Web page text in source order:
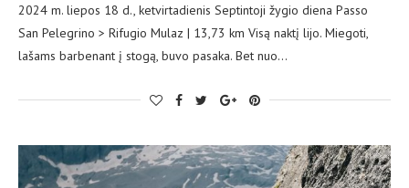
2024 m. liepos 18 d., ketvirtadienis Septintoji žygio diena Passo
San Pelegrino > Rifugio Mulaz | 13,73 km Visą naktį lijo. Miegoti,
lašams barbenant į stogą, buvo pasaka. Bet nuo…